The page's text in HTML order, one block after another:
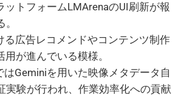
ットフォームLMArenaのUI刷新が報
る広告レコメンドやコンテンツ制作
が進んでいる模様。
はGeminiを用いた映像メタデータ自
実験が行われ、作業効率化への貢献